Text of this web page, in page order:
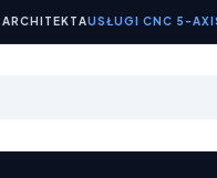
ARCHITEKTAUSŁUGI CNC 5-